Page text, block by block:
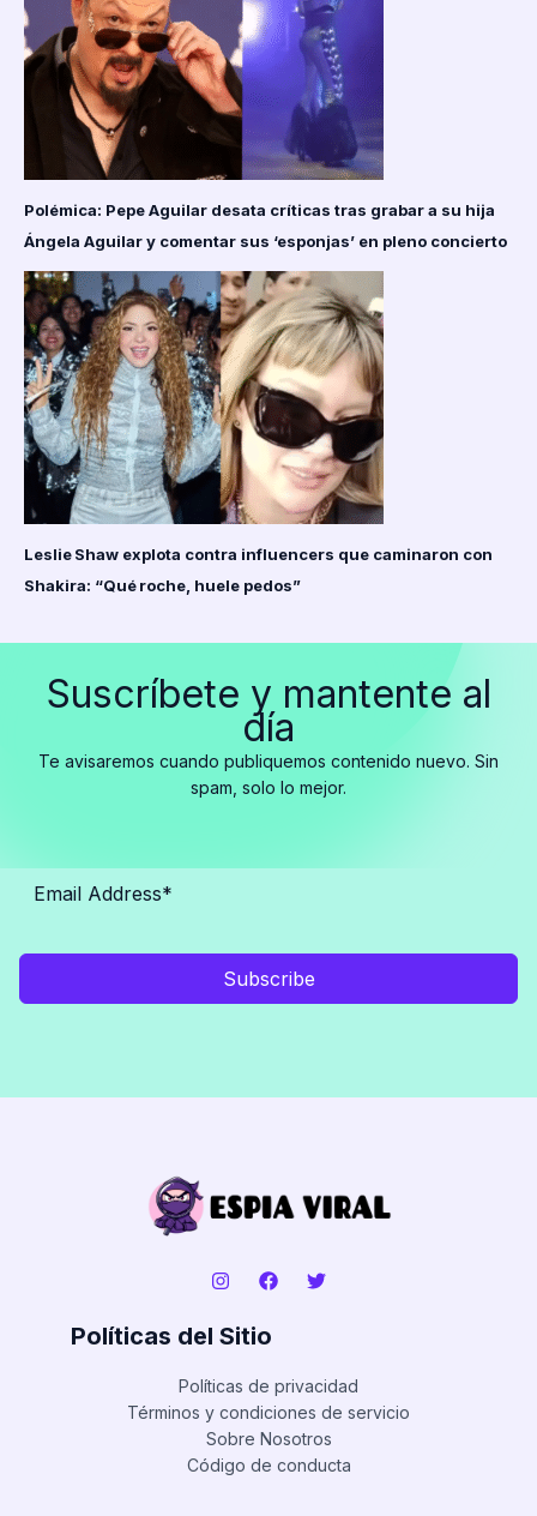
Polémica: Pepe Aguilar desata críticas tras grabar a su hija
Ángela Aguilar y comentar sus ‘esponjas’ en pleno concierto
Leslie Shaw explota contra influencers que caminaron con
Shakira: “Qué roche, huele pedos”
Suscríbete y mantente al
día
Te avisaremos cuando publiquemos contenido nuevo. Sin
spam, solo lo mejor.
Subscribe
Políticas del Sitio
Políticas de privacidad
Términos y condiciones de servicio
Sobre Nosotros
Código de conducta